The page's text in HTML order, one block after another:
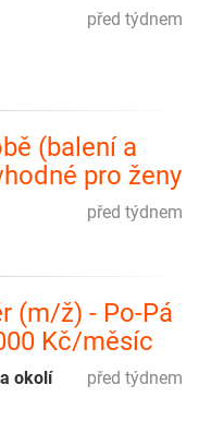
před týdnem
(balení a
pro ženy
před týdnem
(m/ž) - Po-Pá
Kč/měsíc
před týdnem
okolí